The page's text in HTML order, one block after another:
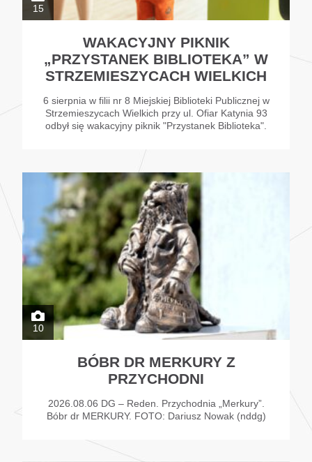
15
WAKACYJNY PIKNIK
„PRZYSTANEK BIBLIOTEKA” W
STRZEMIESZYCACH WIELKICH
6 sierpnia w filii nr 8 Miejskiej Biblioteki Publicznej w
Strzemieszycach Wielkich przy ul. Ofiar Katynia 93
odbył się wakacyjny piknik "Przystanek Biblioteka".
10
BÓBR DR MERKURY Z
PRZYCHODNI
2026.08.06 DG – Reden. Przychodnia „Merkury”.
Bóbr dr MERKURY. FOTO: Dariusz Nowak (nddg)